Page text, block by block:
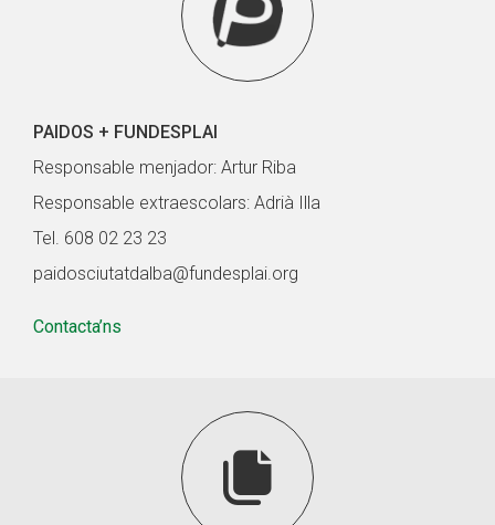
PAIDOS + FUNDESPLAI
Responsable menjador: Artur Riba
Responsable extraescolars: Adrià Illa
Tel. 608 02 23 23
paidosciutatdalba@fundesplai.org
Contacta’ns
